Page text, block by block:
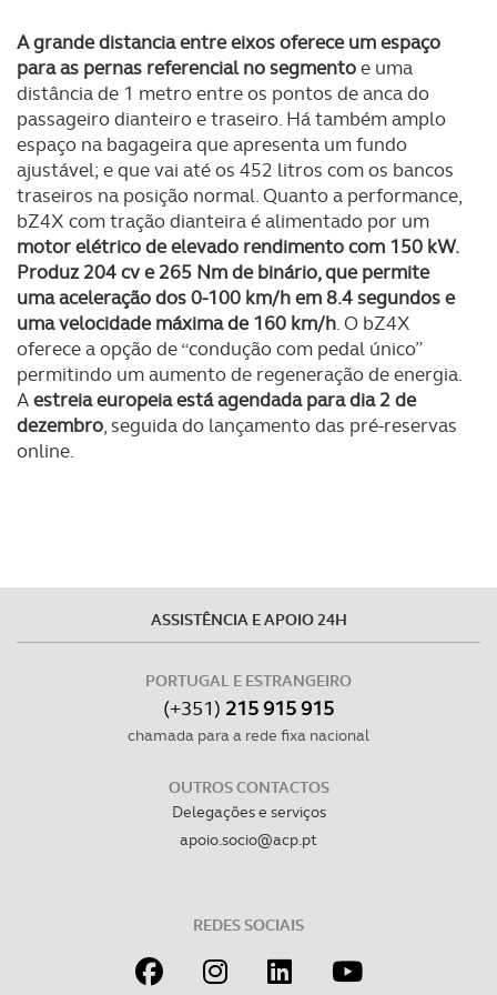
Consulte a política de cookies do site.
A grande distancia entre eixos oferece um espaço
para as pernas referencial no segmentoe uma
distância de 1 metro entre os pontos de anca do
passageiro dianteiro e traseiro. Há também amplo
espaço na bagageira que apresenta um fundo
ajustável; e que vai até os 452 litros com os bancos
traseiros na posição normal. Quanto a performance,
bZ4X com tração dianteira é alimentado por um
motor elétrico de elevado rendimento com 150 kW.
Produz 204 cv e 265 Nm de binário, que permite
uma aceleração dos 0-100 km/h em 8.4 segundos e
uma velocidade máxima de 160 km/h. O bZ4X
oferece a opção de “condução com pedal único”
permitindo um aumento de regeneração de energia.
Aestreia europeia está agendada para dia 2 de
dezembro, seguida do lançamento das pré-reservas
online.
ASSISTÊNCIA E APOIO 24H
PORTUGAL E ESTRANGEIRO
(+351) 215 915 915
chamada para a rede fixa nacional
OUTROS CONTACTOS
Delegações e serviços
apoio.socio@acp.pt
REDES SOCIAIS